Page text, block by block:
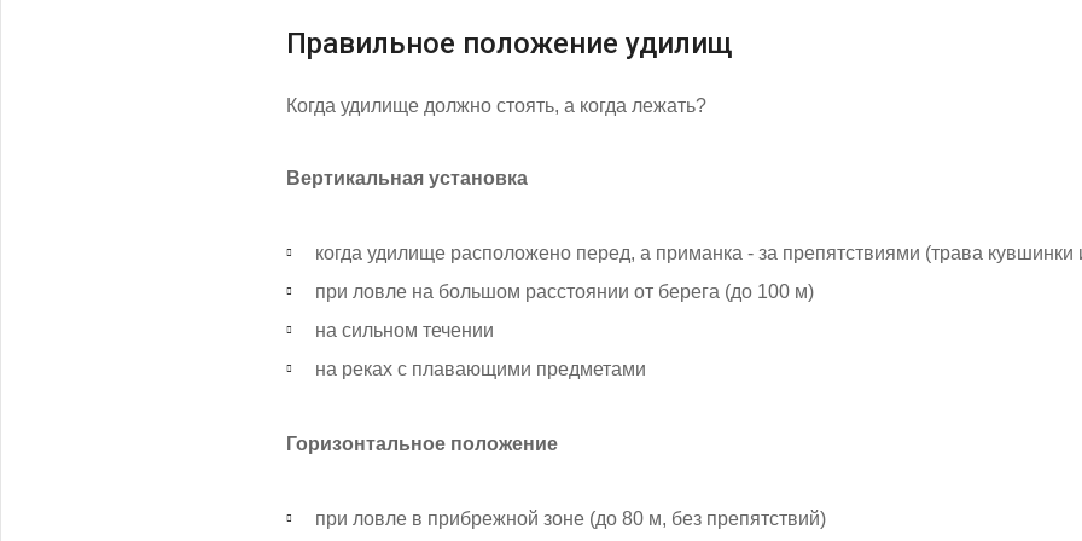
Правильное положение удилищ
Когда удилище должно стоять, а когда лежать?
Вертикальная установка
когда удилище расположено перед, а приманка - за препятствиями (трава кувшинки
при ловле на большом расстоянии от берега (до 100 м)
на сильном течении
на реках с плавающими предметами
Горизонтальное положение
при ловле в прибрежной зоне (до 80 м, без препятствий)